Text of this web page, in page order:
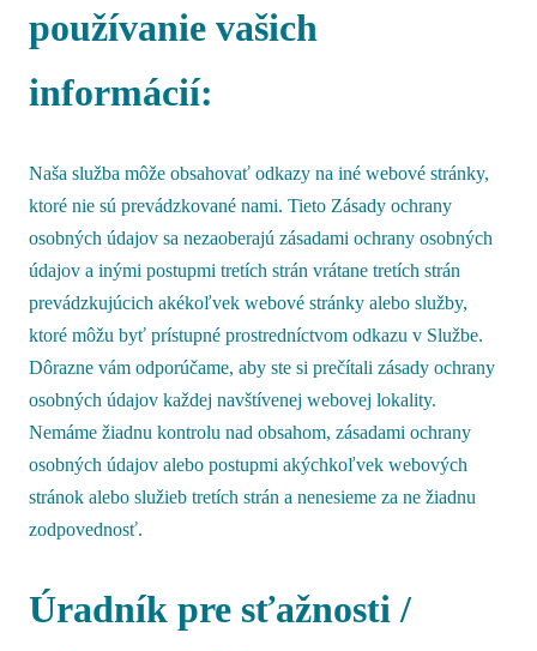
používanie vašich
informácií:
Naša služba môže obsahovať odkazy na iné webové stránky,
ktoré nie sú prevádzkované nami. Tieto Zásady ochrany
osobných údajov sa nezaoberajú zásadami ochrany osobných
údajov a inými postupmi tretích strán vrátane tretích strán
prevádzkujúcich akékoľvek webové stránky alebo služby,
ktoré môžu byť prístupné prostredníctvom odkazu v Službe.
Dôrazne vám odporúčame, aby ste si prečítali zásady ochrany
osobných údajov každej navštívenej webovej lokality.
Nemáme žiadnu kontrolu nad obsahom, zásadami ochrany
osobných údajov alebo postupmi akýchkoľvek webových
stránok alebo služieb tretích strán a nenesieme za ne žiadnu
zodpovednosť.
Úradník pre sťažnosti /